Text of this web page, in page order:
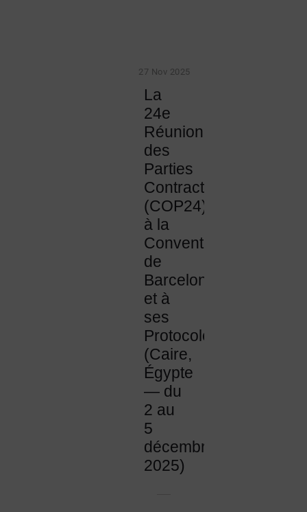
27 Nov 2025
La
24e
Réunion
des
Parties
Contractantes
(COP24)
à la
Convention
de
Barcelone
et à
ses
Protocoles
(Caire,
Égypte
— du
2 au
5
décembre
2025)